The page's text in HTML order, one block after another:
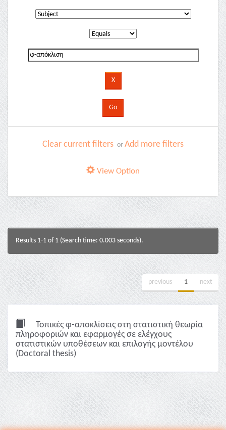
Clear current filters or Add more filters
View Option
Results 1-1 of 1 (Search time: 0.003 seconds).
previous 1 next
Τοπικές φ-αποκλίσεις στη στατιστική θεωρία
πληροφοριών και εφαρμογές σε ελέγχους
στατιστικών υποθέσεων και επιλογής μοντέλου
(Doctoral thesis)